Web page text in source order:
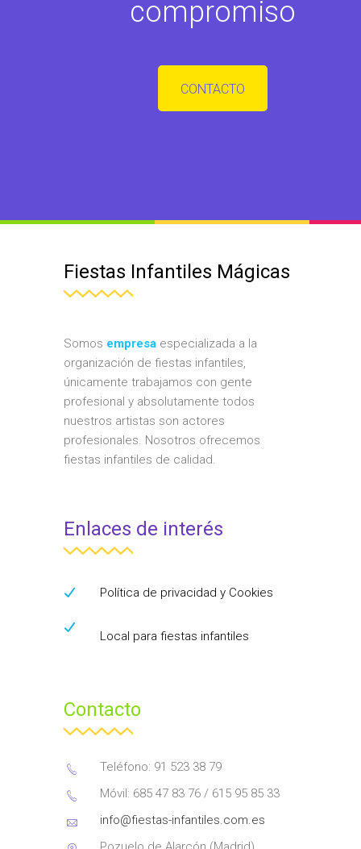
compromiso
CONTACTO
Fiestas Infantiles Mágicas
Somos empresa especializada a la
organización de fiestas infantiles,
únicamente trabajamos con gente
profesional y absolutamente todos
nuestros artistas son actores
profesionales. Nosotros ofrecemos
fiestas infantiles de calidad.
Enlaces de interés
Política de privacidad y Cookies
Local para fiestas infantiles
Contacto
Teléfono: 91 523 38 79
Móvil: 685 47 83 76 / 615 95 85 33
info@fiestas-infantiles.com.es